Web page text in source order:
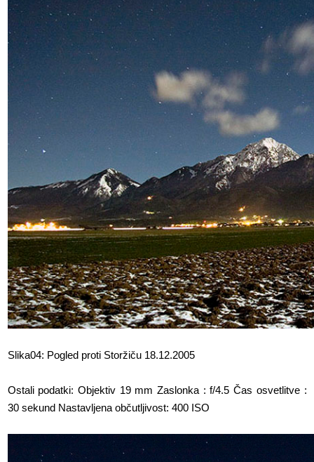
Slika04: Pogled proti Storžiču 18.12.2005
Ostali podatki: Objektiv 19 mm Zaslonka : f/4.5 Čas osvetlitve :
30 sekund Nastavljena občutljivost: 400 ISO